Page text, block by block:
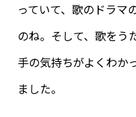
っていて、歌のドラマ
のね。そして、歌をう
手の気持ちがよくわか
ました。